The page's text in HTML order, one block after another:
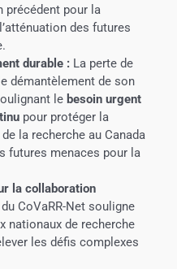
précédent pour la
des futures
durable :La perte de
démantèlement de son
le besoin urgent
pour protéger la
la recherche au Canada
futures menaces pour la
la collaboration
CoVaRR-Net souligne
nationaux de recherche
les défis complexes